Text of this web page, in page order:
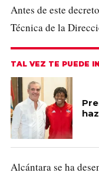
Antes de este
Técnica de la
TAL VEZ TE PUEDE
Alcántara se ha